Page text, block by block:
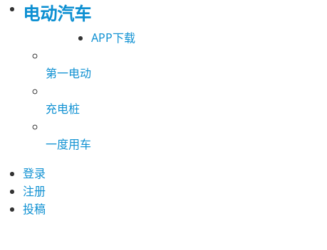
电动汽车
APP下载
第一电动
充电桩
一度用车
登录
注册
投稿